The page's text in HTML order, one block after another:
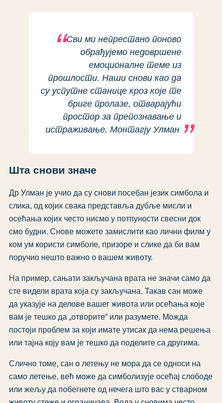
Сви ми непрестано поново
обрађујемо недовршене
емоционалне теме из
прошлости. Наши снови као да
су успутне станице кроз које те
бриге пролазе, отварајући
простор за препознавање и
истраживање. Монтагју Улман
Шта снови значе
Др Улман је учио да су снови посебан језик симбола и
слика, од којих свака представља дубље мисли и
осећања којих често нисмо у потпуности свесни док
смо будни. Снове можете замислити као лични филм у
ком ум користи симболе, призоре и слике да би вам
поручио нешто важно о вашем животу.
На пример, сањати закључана врата не значи само да
сте видели врата која су закључана. Такав сан може
да указује на делове вашег живота или осећања које
вам је тешко да „отворите“ или разумете. Можда
постоји проблем за који имате утисак да нема решења
или тајна коју вам је тешко да поделите са другима.
Слично томе, сан о летењу не мора да се односи на
само летење, већ може да симболизује осећај слободе
или жељу да побегнете од нечега што вас у стварном